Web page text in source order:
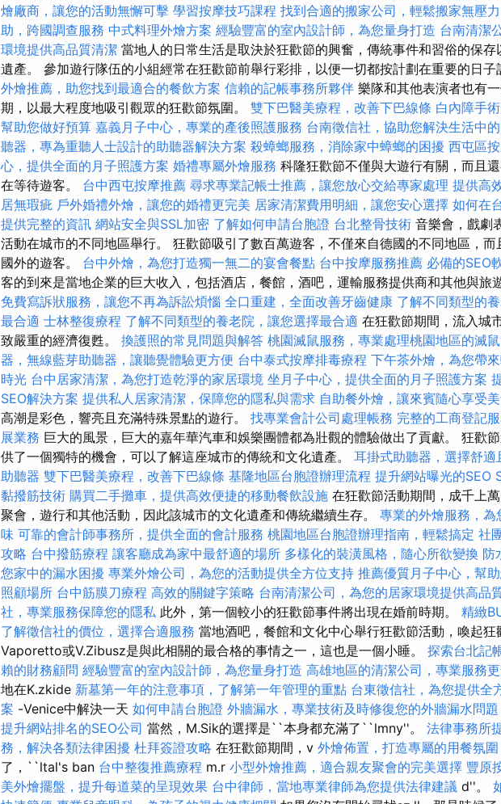
燴廠商，讓您的活動無懈可擊 學習按摩技巧課程 找到合適的搬家公司，輕鬆搬家無壓力
助，跨國調查服務 中式料理外燴方案 經驗豐富的室內設計師，為您量身打造 台南清潔
環境提供高品質清潔 當地人的日常生活是取決於狂歡節的興奮，傳統事件和習俗的保存
遺產。 參加遊行隊伍的小組經常在狂歡節前舉行彩排，以便一切都按計劃在重要的日子
外燴推薦，助您找到最適合的餐飲方案 信賴的記帳事務所夥伴 樂隊和其他表演者也有
期，以最大程度地吸引觀眾的狂歡節氛圍。 雙下巴醫美療程，改善下巴線條 白內障手
幫助您做好預算 嘉義月子中心，專業的產後照護服務 台南徵信社，協助您解決生活中
聽器，專為重聽人士設計的助聽器解決方案 殺蟑螂服務，消除家中蟑螂的困擾 西屯區
心，提供全面的月子照護方案 婚禮專屬外燴服務 科隆狂歡節不僅與大遊行有關，而且
在等待遊客。 台中西屯按摩推薦 尋求專業記帳士推薦，讓您放心交給專家處理 提供高
居無瑕疵 戶外婚禮外燴，讓您的婚禮更完美 居家清潔費用明細，讓您安心選擇 如何在
提供完整的資訊 網站安全與SSL加密 了解如何申請台胞證 台北整骨技術 音樂會，戲劇
活動在城市的不同地區舉行。 狂歡節吸引了數百萬遊客，不僅來自德國的不同地區，而
國外的遊客。 台中外燴，為您打造獨一無二的宴會餐點 台中按摩服務推薦 必備的SEO
客的到來是當地企業的巨大收入，包括酒店，餐館，酒吧，運輸服務提供商和其他與旅
免費寫訴狀服務，讓您不再為訴訟煩惱 全口重建，全面改善牙齒健康 了解不同類型的
最合適 士林整復療程 了解不同類型的養老院，讓您選擇最合適 在狂歡節期間，流入城
致嚴重的經濟復甦。 換護照的常見問題與解答 桃園滅鼠服務，專業處理桃園地區的滅
器，無線藍芽助聽器，讓聽覺體驗更方便 台中泰式按摩排毒療程 下午茶外燴，為您帶
時光 台中居家清潔，為您打造乾淨的家居環境 坐月子中心，提供全面的月子照護方案
SEO解決方案 提供私人居家清潔，保障您的隱私與需求 自助餐外燴，讓來賓隨心享受
高潮是彩色，響亮且充滿特殊景點的遊行。 找專業會計公司處理帳務 完整的工商登記
展業務 巨大的風景，巨大的嘉年華汽車和娛樂團體都為壯觀的體驗做出了貢獻。 狂歡
供了一個獨特的機會，可以了解這座城市的傳統和文化遺產。 耳掛式助聽器，選擇舒適
助聽器 雙下巴醫美療程，改善下巴線條 基隆地區台胞證辦理流程 提升網站曝光的SEO
黏撥筋技術 購買二手攤車，提供高效便捷的移動餐飲設施 在狂歡節活動期間，成千上
聚會，遊行和其他活動，因此該城市的文化遺產和傳統繼續生存。 專業的外燴服務，為
味 可靠的會計師事務所，提供全面的會計服務 桃園地區台胞證辦理指南，輕鬆搞定 社
攻略 台中撥筋療程 讓客廳成為家中最舒適的場所 多樣化的裝潢風格，隨心所欲變換 防
您家中的漏水困擾 專業外燴公司，為您的活動提供全方位支持 推薦優質月子中心，幫
照顧場所 台中筋膜刀療程 高效的關鍵字策略 台南清潔公司，為您的居家環境提供高品
社，專業服務保障您的隱私 此外，第一個較小的狂歡節事件將出現在婚前時期。 精緻
了解徵信社的價位，選擇合適服務 當地酒吧，餐館和文化中心舉行狂歡節活動，喚起狂
Vaporetto或V.Zibusz是與此相關的最合格的事情之一，這也是一個小睡。 探索台北記
賴的財務顧問 經驗豐富的室內設計師，為您量身打造 高雄地區的清潔公司，專業服務
地在K.zkide 新墓第一年的注意事項，了解第一年管理的重點 台東徵信社，為您提供全
案 -Venice中解決一天 如何申請台胞證 外牆漏水，專業技術及時修復您的外牆漏水問題
提升網站排名的SEO公司 當然，M.Sik的選擇是``本身都充滿了``lmny''。 法律事務所
務，解決各類法律困擾 杜拜簽證攻略 在狂歡節期間，v 外燴佈置，打造專屬的用餐氛圍
了，``ltal's ban 台中整復推薦療程 m.r 小型外燴推薦，適合親友聚會的完美選擇 豐原
美外燴擺盤，提升每道菜的呈現效果 台中律師，當地專業律師為您提供法律建議 d''。